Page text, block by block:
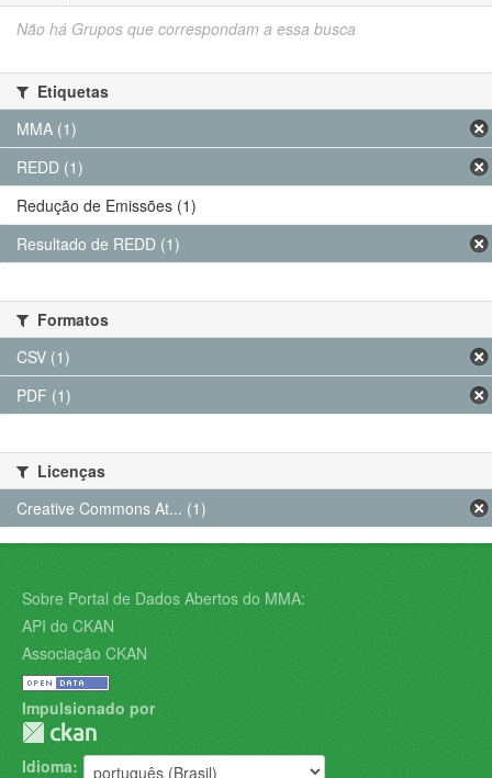
Não há Grupos que correspondam a essa busca
Etiquetas
MMA (1)
REDD (1)
Redução de Emissões (1)
Resultado de REDD (1)
Formatos
CSV (1)
PDF (1)
Licenças
Creative Commons At... (1)
Sobre Portal de Dados Abertos do MMA:
API do CKAN
Associação CKAN
Impulsionado por
Idioma